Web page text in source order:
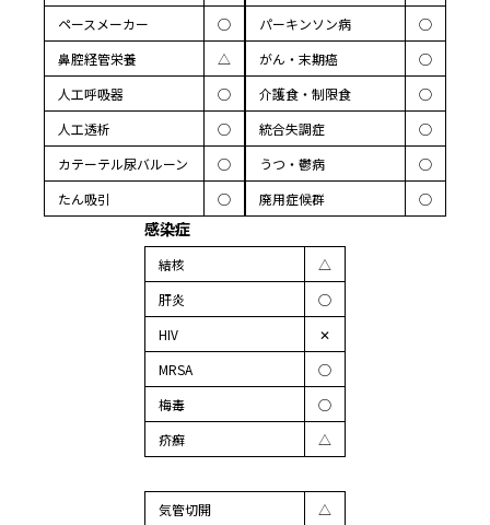
ペースメーカー
◯
鼻腔経管栄養
△
人工呼吸器
◯
人工透析
◯
カテーテル尿バルーン
◯
たん吸引
◯
パーキンソン病
◯
がん・末期癌
◯
介護食・制限食
◯
統合失調症
◯
うつ・鬱病
◯
廃用症候群
◯
感染症
結核
△
肝炎
◯
HIV
✕
MRSA
◯
梅毒
◯
疥癬
△
気管切開
△